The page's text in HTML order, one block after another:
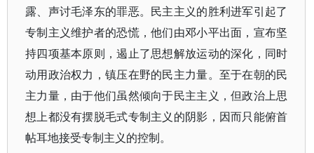
露、声讨毛泽东的罪恶。民主主义的胜利进军引起了
专制主义维护者的恐慌，他们由邓小平出面，宣布坚
持四项基本原则，遏止了思想解放运动的深化，同时
动用政治权力，镇压在野的民主力量。至于在朝的民
主力量，由于他们虽然倾向于民主主义，但政治上思
想上都没有摆脱毛式专制主义的阴影，因而只能俯首
帖耳地接受专制主义的控制。